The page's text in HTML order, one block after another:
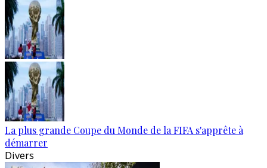
La plus grande Coupe du Monde de la FIFA s'apprête à
démarrer
Divers